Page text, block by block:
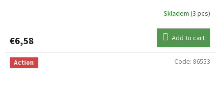
Skladem (3 pcs)
€6,58 Add to cart
Action Code: 86553